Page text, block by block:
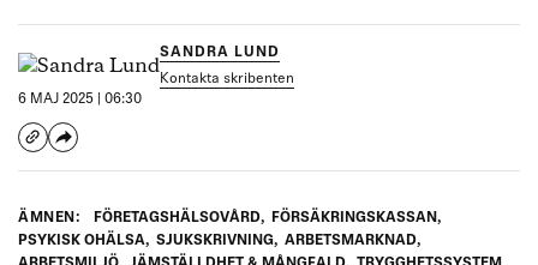
SANDRA LUND
Kontakta skribenten
6 MAJ 2025 | 06:30
ÄMNEN: FÖRETAGSHÄLSOVÅRD, FÖRSÄKRINGSKASSAN,
PSYKISK OHÄLSA, SJUKSKRIVNING, ARBETSMARKNAD,